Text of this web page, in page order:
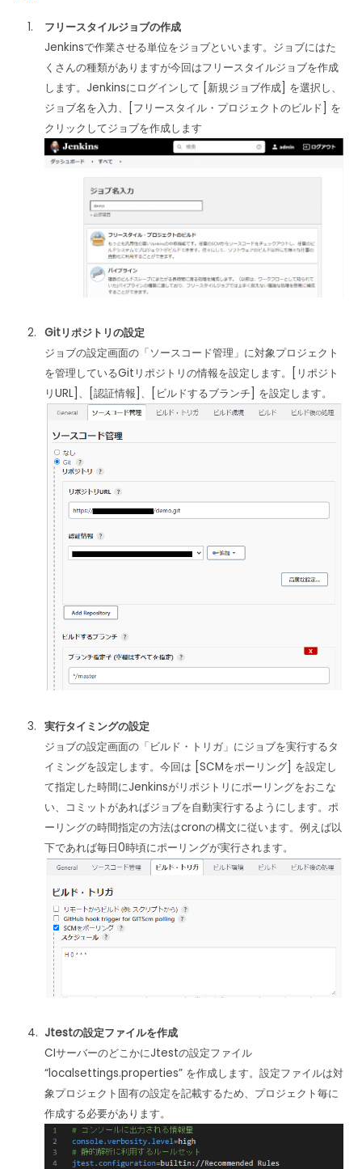
フリースタイルジョブの作成
Jenkinsで作業させる単位をジョブといいます。ジョブにはた
くさんの種類がありますが今回はフリースタイルジョブを作成
します。Jenkinsにログインして [新規ジョブ作成] を選択し、
ジョブ名を入力、[フリースタイル・プロジェクトのビルド] を
クリックしてジョブを作成します
Gitリポジトリの設定
ジョブの設定画面の「ソースコード管理」に対象プロジェクト
を管理しているGitリポジトリの情報を設定します。[リポジト
リURL]、[認証情報]、[ビルドするブランチ] を設定します。
実行タイミングの設定
ジョブの設定画面の「ビルド・トリガ」にジョブを実行するタ
イミングを設定します。今回は [SCMをポーリング] を設定し
て指定した時間にJenkinsがリポジトリにポーリングをおこな
い、コミットがあればジョブを自動実行するようにします。ポ
ーリングの時間指定の方法はcronの構文に従います。例えば以
下であれば毎日0時頃にポーリングが実行されます。
Jtestの設定ファイルを作成
CIサーバーのどこかにJtestの設定ファイル
“localsettings.properties” を作成します。設定ファイルは対
象プロジェクト固有の設定を記載するため、プロジェクト毎に
作成する必要があります。